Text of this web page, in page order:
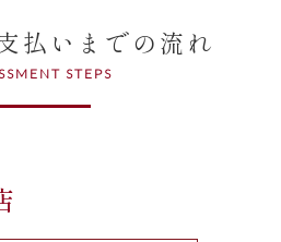
払いまでの流れ
STEPS